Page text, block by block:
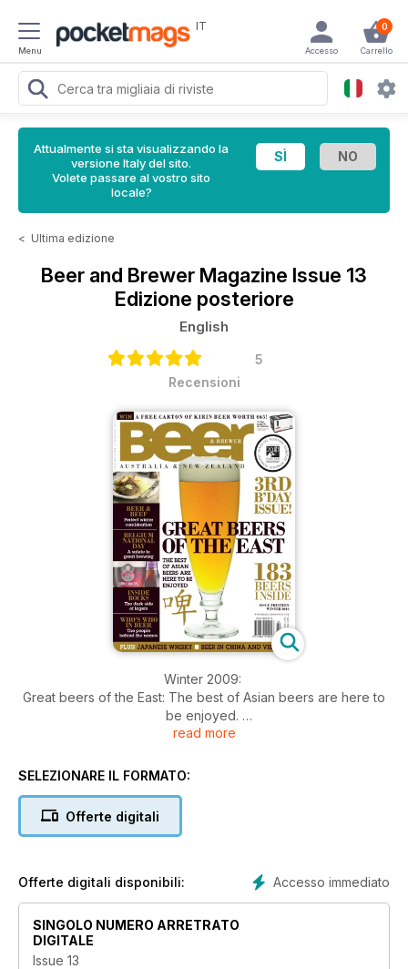
Menu
IT 0
Carrello
Accesso
Attualmente si sta visualizzando la
versione Italy del sito.
Volete passare al vostro sito
locale?
< Ultima edizione
Beer and Brewer Magazine Issue 13
Edizione posteriore
English
5
Recensioni
Winter 2009:
Great beers of the East: The best of Asian beers are here to
be enjoyed.
183 beers inside. 3rd b'day issue. Beer & beef matching
Lagers. Who's who in beer¸ the people behind the names.
Celebrity pick with Paul Mercurio. Barrel aging beers.
Weekend Away in the Yarra Valley. Reader Survey. Malt
read more
SELEZIONARE IL FORMATO:
Offerte digitali
Accesso immediato
Offerte digitali disponibili:
SINGOLO NUMERO ARRETRATO
DIGITALE
Issue 13